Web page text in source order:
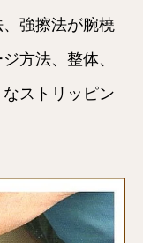
強擦法が腕橈
方法、整体、
ストリッピン